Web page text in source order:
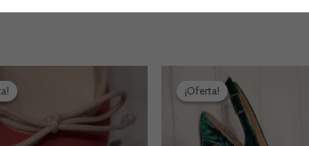
€.39,00 €.
¡Oferta!
¡Oferta!
precio
original
era:
125,00 €.
actual
es:
79,00 €.